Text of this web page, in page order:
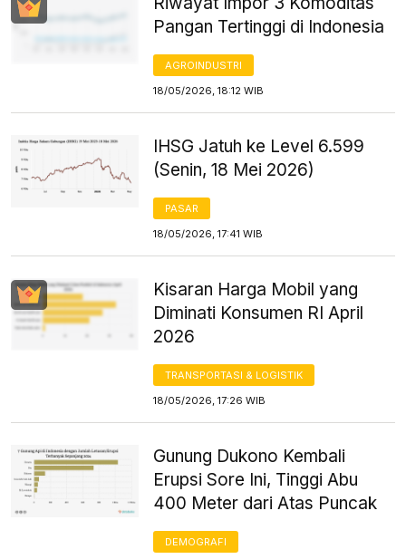
Pangan Tertinggi di Indonesia
AGROINDUSTRI
18/05/2026, 18:12 WIB
IHSG Jatuh ke Level 6.599
(Senin, 18 Mei 2026)
PASAR
18/05/2026, 17:41 WIB
Kisaran Harga Mobil yang
Diminati Konsumen RI April
2026
TRANSPORTASI & LOGISTIK
18/05/2026, 17:26 WIB
Gunung Dukono Kembali
Erupsi Sore Ini, Tinggi Abu
400 Meter dari Atas Puncak
DEMOGRAFI